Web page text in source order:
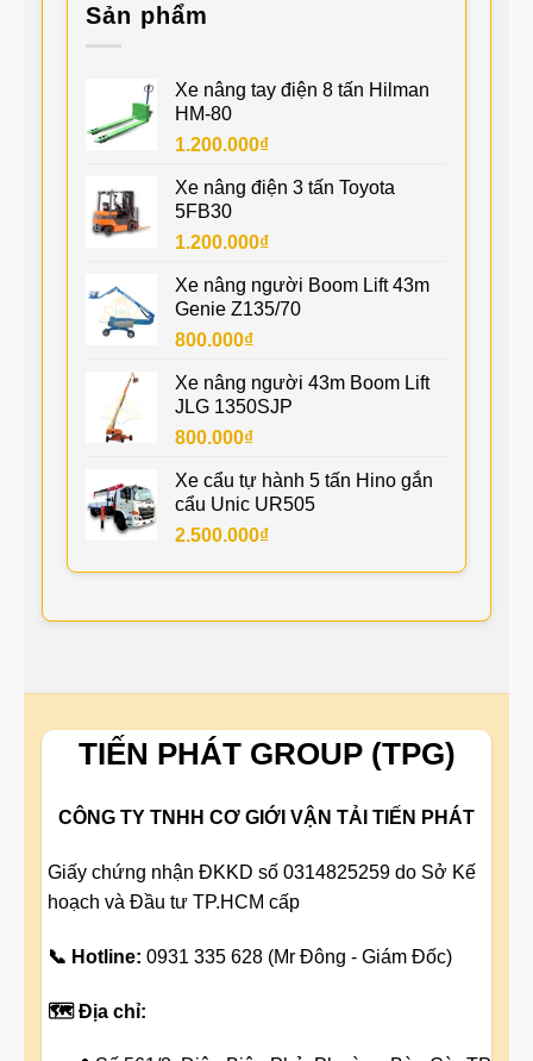
Sản phẩm
Xe nâng tay điện 8 tấn Hilman
HM-80
1.200.000₫
Xe nâng điện 3 tấn Toyota
5FB30
1.200.000₫
Xe nâng người Boom Lift 43m
Genie Z135/70
800.000₫
Xe nâng người 43m Boom Lift
JLG 1350SJP
800.000₫
Xe cẩu tự hành 5 tấn Hino gắn
cẩu Unic UR505
2.500.000₫
TIẾN PHÁT GROUP (TPG)
CÔNG TY TNHH CƠ GIỚI VẬN TẢI TIẾN PHÁT
Giấy chứng nhận ĐKKD số 0314825259 do Sở Kế
hoạch và Đầu tư TP.HCM cấp
📞 Hotline: 0931 335 628 (Mr Đông - Giám Đốc)
🗺️ Địa chỉ: